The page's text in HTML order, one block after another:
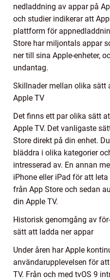
nedladdning av appar på
och studier indikerar att
plattform för
Store har miljontals appar
ner till sina Apple-enheter,
undantag.
Skillnader mellan olika sätt
Apple TV
Det finns ett par olika sätt
Apple TV. Det vanligaste
Store direkt på din enhet.
bläddra i olika kategorier
intresserad av. En annan
iPhone eller iPad för att
från App Store och sedan
din Apple TV.
Historisk genomgång av
sätt att ladda ner appar
Under åren har Apple
användarupplevelsen för
TV. Från och med tvOS 9